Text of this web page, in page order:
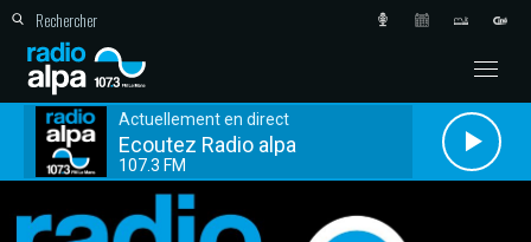
Actuellement en direct
Ecoutez Radio alpa
107.3 FM